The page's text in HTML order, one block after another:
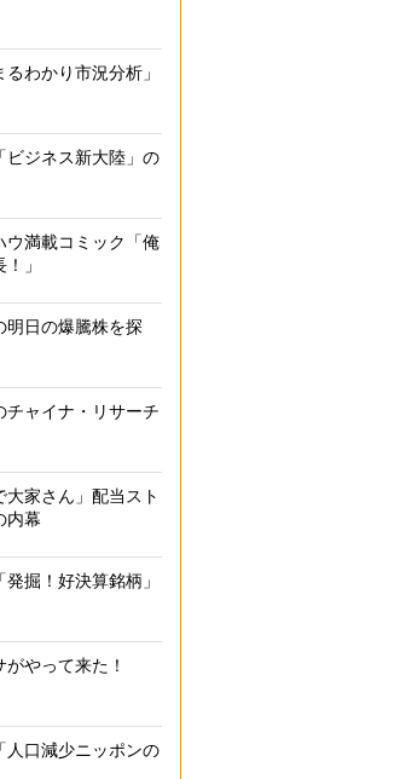
父が収集した『日本の文学』シリーズ（中央公論
わかり市況分析」
ビジネス新大陸」の
ウ満載コミック「俺
」
明日の爆騰株を探
チャイナ・リサーチ
大家さん」配当スト
内幕
掘！好決算銘柄」
がやって来た！
人口減少ニッポンの